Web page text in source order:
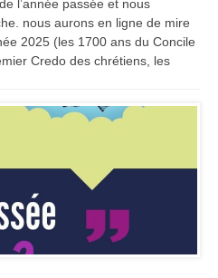
l’année passée et nous
nous aurons en ligne de mire
2025 (les 1700 ans du Concile
Credo des chrétiens, les